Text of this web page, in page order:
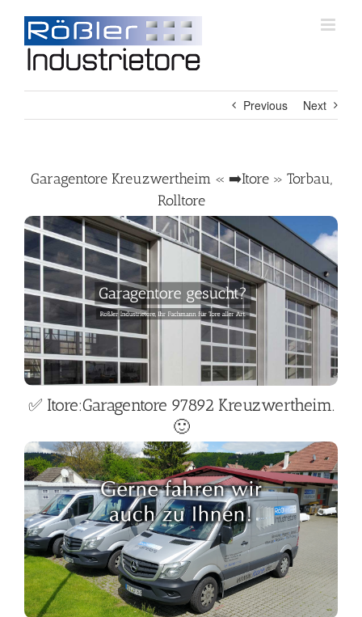
content
Previous Next
Garagentore Kreuzwertheim « ➡️Itore » Torbau,
Rolltore
✅ Itore:Garagentore 97892 Kreuzwertheim.
🙂